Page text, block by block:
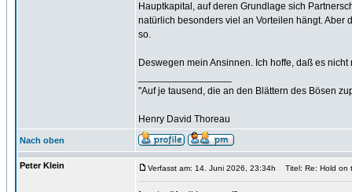
Hauptkapital, auf deren Grundlage sich
natürlich besonders viel an Vorteilen hängt. Aber
so.
Deswegen mein Ansinnen. Ich hoffe, daß es nicht
"Auf je tausend, die an den Blättern des Bösen
Henry David Thoreau
Nach oben
Peter Klein Verfasst am: 14. Juni 2026, 23:34h Titel: Re: Hold on